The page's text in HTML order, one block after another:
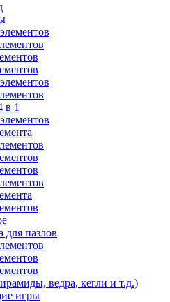
в 1
для пазлов
ведра, кегли и т.д.)
игры